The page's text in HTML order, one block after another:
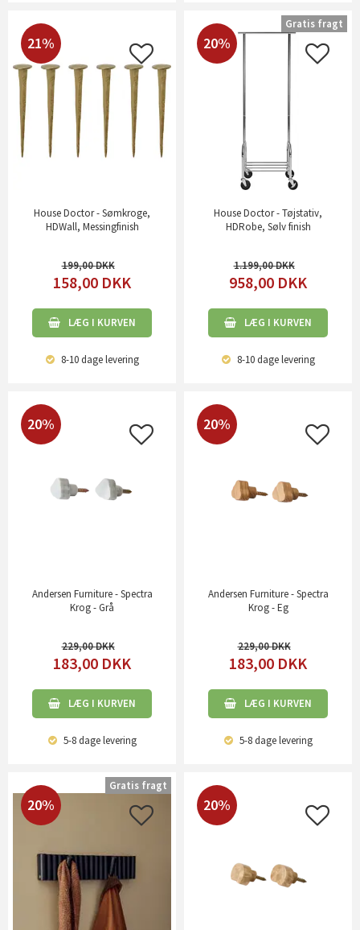
21%
House Doctor - Sømkroge,
HDWall, Messingfinish
199,00
158,00 DKK
LÆG I KURVEN
8-10 dagelevering
20%
House Doctor - Tøjstativ,
HDRobe, Sølv finish
1.199,00
958,00 DKK
LÆG I KURVEN
8-10 dagelevering
Gratis fragt
20%
Andersen Furniture - Spectra
Krog - Grå
229,00
183,00 DKK
LÆG I KURVEN
5-8 dagelevering
20%
Andersen Furniture - Spectra
Krog - Eg
229,00
183,00 DKK
LÆG I KURVEN
5-8 dagelevering
20%
Gratis fragt
20%